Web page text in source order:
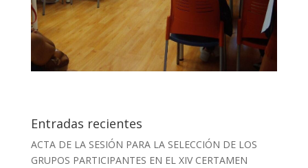
Entradas recientes
ACTA DE LA SESIÓN PARA LA SELECCIÓN DE LOS
GRUPOS PARTICIPANTES EN EL XIV CERTAMEN